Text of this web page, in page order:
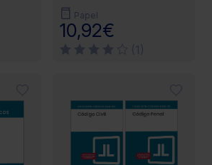
Papel
10,92€